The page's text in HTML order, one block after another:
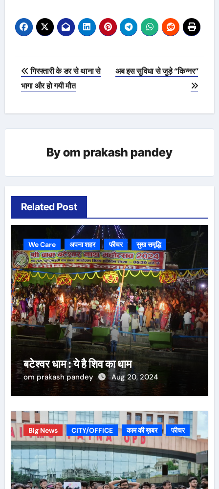
Post
navigation
गिरफ्तारी के डर से थाना से
भागा और हो गयी मौत
अब इस सुविधा से जुड़े “किन्नर”
Byom prakash pandey
Related Post
We Care अपना शहर फीचर सुख समृद्धि
बटेश्वर धाम : ये है शिव का धाम
om prakash pandey Aug 20, 2024
Big News CITY/OFFICE काम की ख़बर फीचर